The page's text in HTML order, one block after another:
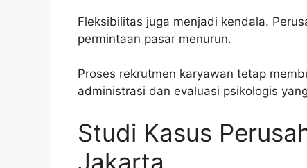
Fleksibilitas juga menjadi kendala.
permintaan pasar menurun.
Proses rekrutmen karyawan tetap
administrasi dan evaluasi psikologis
Studi Kasus
Jakarta